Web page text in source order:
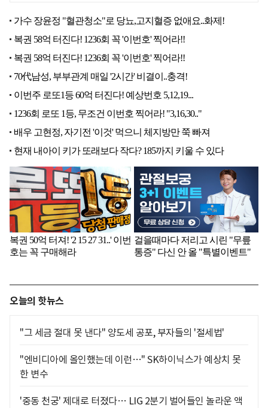
오늘의 핫뉴스
"그 세금 절대 못 낸다" 양도세 공포, 부자들의 '절세법'
"엔비디아에 올인했는데 이런…" SK하이닉스가 예상치 못
한 변수
'중동 천궁' 제대로 터졌다… LIG 2분기 벌어들인 놀라운 액